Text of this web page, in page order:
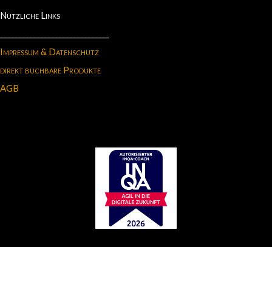
Nützliche Links
Impressum & Datenschutz
direkt buchbare Produkte
AGB